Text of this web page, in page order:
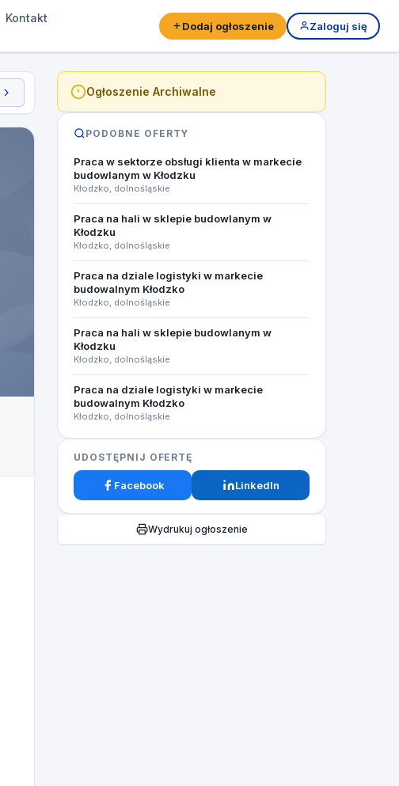
Kontakt
Dodaj ogłoszenie Zaloguj się
Ogłoszenie Archiwalne
PODOBNE OFERTY
Praca w sektorze obsługi klienta w markecie
budowlanym w Kłodzku
Kłodzko, dolnośląskie
Praca na hali w sklepie budowlanym w
Kłodzku
Kłodzko, dolnośląskie
Praca na dziale logistyki w markecie
budowalnym Kłodzko
Kłodzko, dolnośląskie
Praca na hali w sklepie budowlanym w
Kłodzku
Kłodzko, dolnośląskie
Praca na dziale logistyki w markecie
budowalnym Kłodzko
Kłodzko, dolnośląskie
UDOSTĘPNIJ OFERTĘ
Facebook LinkedIn
Wydrukuj ogłoszenie